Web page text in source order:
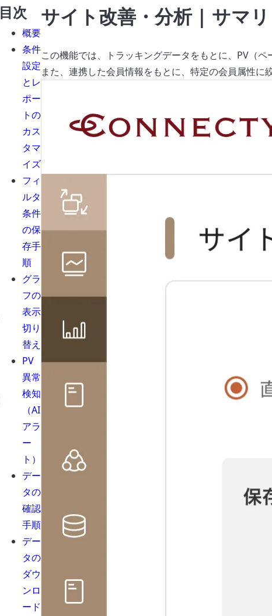
目次
概要
条件
設定
とレ
ポー
トの
カス
タマ
イズ
フィ
ルタ
条件
の保
存手
順
グラ
フの
表示
切り
替え
PV
異常
検知
（AI
アラ
ー
ト）
デー
タの
確認
手順
デー
タの
ダウ
ンロ
ード
サイト改善・分析 | サマリ
この機能では、トラッキングデータをもとに、PV（
また、連携した会員情報をもとに、特定の会員属性に